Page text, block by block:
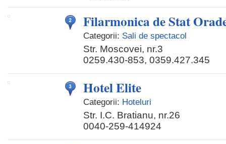
Filarmonica de Stat
Categorii: Sali de spectacol
Str. Moscovei, nr.3
0259.430-853, 0359.427.345
Hotel Elite
Categorii: Hoteluri
Str. I.C. Bratianu, nr.26
0040-259-414924